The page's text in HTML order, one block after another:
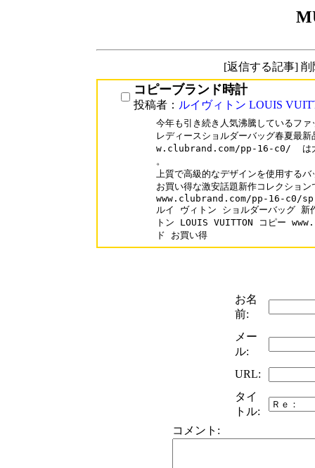
[返信する記事]
コピーブランド時計
投稿者： ルイヴィトン LOUIS
今年も引き続き人気沸騰しているフ
レディースショルダーバッグ春夏最
w.clubrand.com/pp-16-c0/  は大
。
上質で高級的なデザインを使用する
お買い得な激安話題新作コレクショ
www.clubrand.com/pp-16-c0/
ルイ ヴィトン ショルダーバッグ 新
トン LOUIS VUITTON コピー
ド お買い得
お名
前:
メー
ル:
URL:
タイ
トル:
コメント: